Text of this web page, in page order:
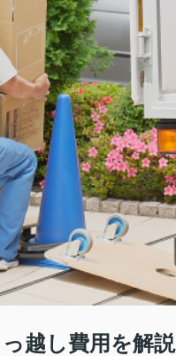
越し費用を解説